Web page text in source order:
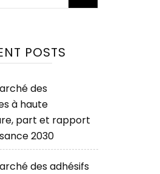
POSTS
des
à haute
part et rapport
2030
des adhésifs